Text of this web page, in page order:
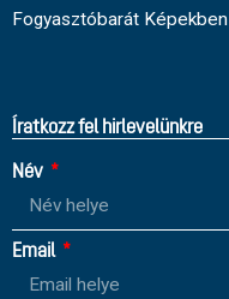
Fogyasztóbarát Képekben
Íratkozz fel hirlevelünkre
Név
Email